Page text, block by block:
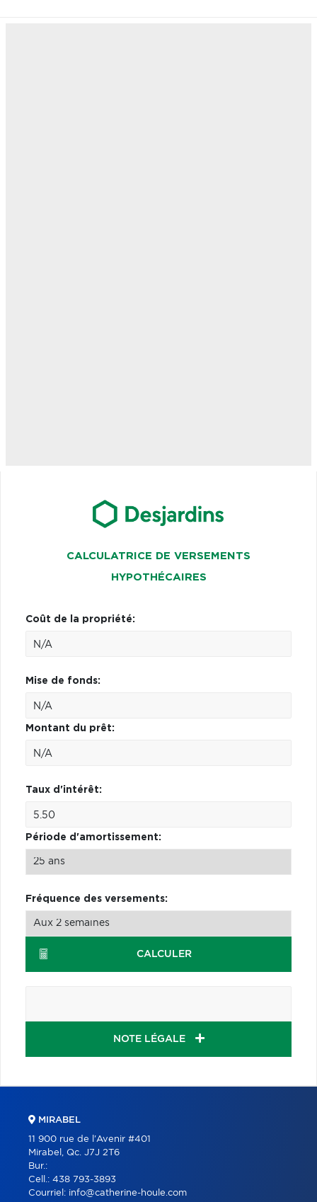
CALCULATRICE DE VERSEMENTS
HYPOTHÉCAIRES
Coût de la propriété:
Mise de fonds:
Montant du prêt:
Taux d'intérêt:
Période d'amortissement:
Fréquence des versements:
CALCULER
NOTE LÉGALE
MIRABEL
11 900 rue de l'Avenir #401
Mirabel, Qc. J7J 2T6
Bur.:
Cell.: 438 793-3893
Courriel: info@catherine-houle.com